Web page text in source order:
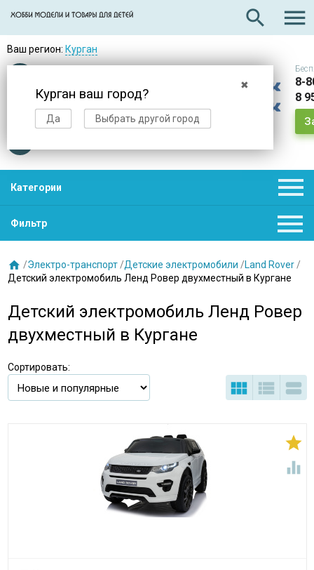
search 
Ваш регион: Курган
✖
Курган ваш город?
Да Выбрать другой город
Доставкав день заказа
8-
8
Категории 
Фильтр 
 /Электро-транспорт /Детские электромобили /Land Rover /
Детский электромобиль Ленд Ровер двухместный в Кургане
Детский электромобиль Ленд Ровер
двухместный в Кургане
Сортировать:
  

